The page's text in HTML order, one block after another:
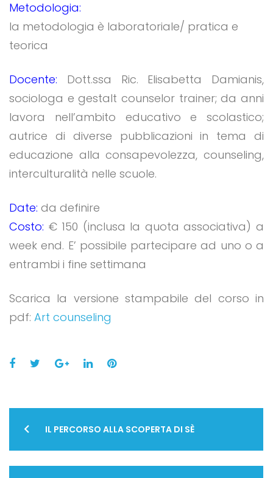
Metodologia:
la metodologia è laboratoriale/ pratica e
teorica
Docente: Dott.ssa Ric. Elisabetta Damianis,
sociologa e gestalt counselor trainer; da anni
lavora nell’ambito educativo e scolastico;
autrice di diverse pubblicazioni in tema di
educazione alla consapevolezza, counseling,
interculturalità nelle scuole.
Date: da definire
Costo: € 150 (inclusa la quota associativa) a
week end. E’ possibile partecipare ad uno o a
entrambi i fine settimana
Scarica la versione stampabile del corso in
pdf: Art counseling
Facebook
TwitterGoogle+
LinkedInPinterest
Navigazione
articoli
IL PERCORSO ALLA SCOPERTA DI SÈ